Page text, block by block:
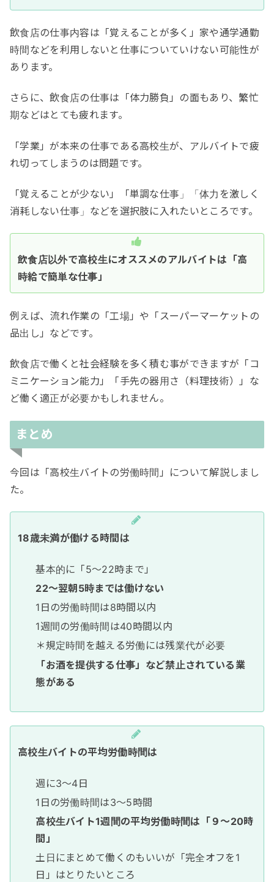
飲食店の仕事内容は「覚えることが多く」家や通学通勤
時間などを利用しないと仕事についていけない可能性が
あります。
さらに、飲食店の仕事は「体力勝負」の面もあり、繁忙
期などはとても疲れます。
「学業」が本来の仕事である高校生が、アルバイトで疲
れ切ってしまうのは問題です。
「覚えることが少ない」「単調な仕事」「体力を激しく
消耗しない仕事」などを選択肢に入れたいところです。
飲食店以外で高校生にオススメのアルバイトは「高
時給で簡単な仕事」
例えば、流れ作業の「工場」や「スーパーマーケットの
品出し」などです。
飲食店で働くと社会経験を多く積む事ができますが「コ
ミニケーション能力」「手先の器用さ（料理技術）」な
ど働く適正が必要かもしれません。
まとめ
今回は「高校生バイトの労働時間」について解説しまし
た。
18歳未満が働ける時間は
基本的に「5〜22時まで」
22〜翌朝5時までは働けない
1日の労働時間は8時間以内
1週間の労働時間は40時間以内
＊規定時間を越える労働には残業代が必要
「お酒を提供する仕事」など禁止されている業
態がある
高校生バイトの平均労働時間は
週に3〜4日
1日の労働時間は3〜5時間
高校生バイト1週間の平均労働時間は「９～20時
間」
土日にまとめて働くのもいいが「完全オフを1
日」はとりたいところ